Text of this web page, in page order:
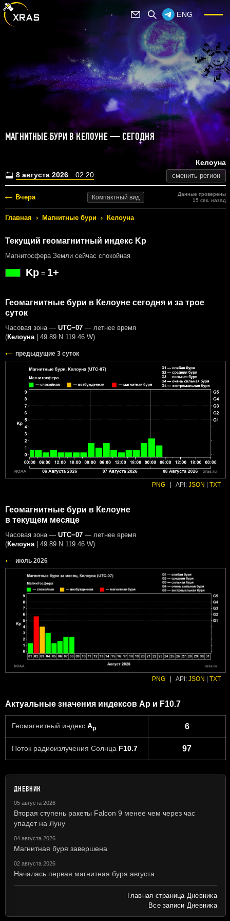
ENG
МАГНИТНЫЕ БУРИ В КЕЛОУНЕ — СЕГОДНЯ
8 августа 2026 02:20
Келоуна
сменить регион
Вчера Компактный вид
Данные проверены
15 сек. назад
Главная › Магнитные бури › Келоуна
Текущий геомагнитный индекс Kp
Магнитосфера Земли сейчас спокойная
Kp = 1+
Геомагнитные бури в Келоуне сегодня и за трое
суток
Часовая зона — UTC−07 — летнее время
(Келоуна | 49.89 N 119.46 W)
предыдущие 3 суток
PNG API: JSON TXT
Геомагнитные бури в Келоуне
в текущем месяце
Часовая зона — UTC−07 — летнее время
(Келоуна| 49.89 N 119.46 W)
PNG API: JSON TXT
Актуальные значения индексов Ap и F10.7
Геомагнитный индекс Ap 6
Поток радиоизлучения Солнца F10.7 97
ДНЕВНИК
05 августа 2026
Вторая ступень ракеты Falcon 9 менее чем через час
упадет на Луну
04 августа 2026
Магнитная буря завершена
02 августа 2026
Началась первая магнитная буря августа
Главная страница Дневника
Все записи Дневника